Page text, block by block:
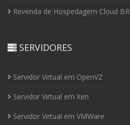
Revenda de Hospedagem Cloud BR
SERVIDORES
Servidor Virtual em OpenVZ
Servidor Virtual em Xen
Servidor Virtual em VMWare